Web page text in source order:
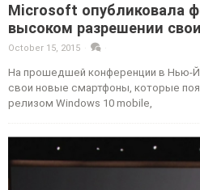
Microsoft опубликовала
высоком разрешении
October 15, 2015
На прошедшей конференции в Нью-
свои новые смартфоны, которые
релизом Windows 10 mobile,